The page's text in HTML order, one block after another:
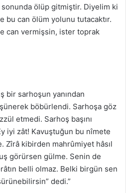
sonunda ölüp gitmiştir. Diyelim ki
bu can ölüm yolunu tutacaktır.
can vermişsin, ister toprak
bir sarhoşun yanından
böbürlendi. Sarhoşa göz
etmedi. Sarhoş başını
iyi zât! Kavuştuğun bu nîmete
Zîrâ kibirden mahrûmiyet hâsıl
görürsen gülme. Senin de
belli olmaz. Belki birgün sen
dedi.”